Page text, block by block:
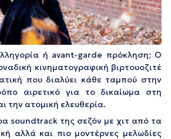
ή avant-garde πρόκληση; Ο
κινηματογραφική βιρτουοζιτέ
που διαλύει κάθε ταμπού στην
αιρετικό για το δικαίωμα στη
την ατομική ελευθερία.
soundtrack της σεζόν με χιτ από τα
αλλά και πιο μοντέρνες μελωδίες